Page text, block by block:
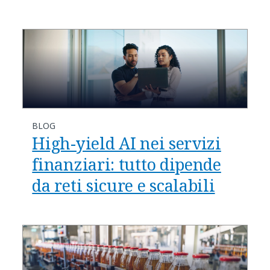
BLOG
High-yield AI nei servizi
finanziari: tutto dipende
da reti sicure e scalabili